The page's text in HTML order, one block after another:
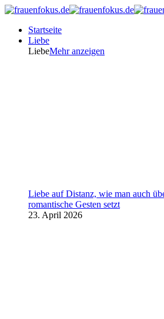
Startseite
Liebe
LiebeMehr anzeigen
Liebe auf Distanz, wie man auch
romantische Gesten setzt
23. April 2026